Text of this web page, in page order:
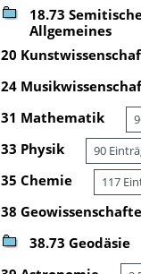
18.73
Allgemeines
20
24
31 Mathematik
33 Physik 90
35 Chemie 117
38
38.73 Geodäsie